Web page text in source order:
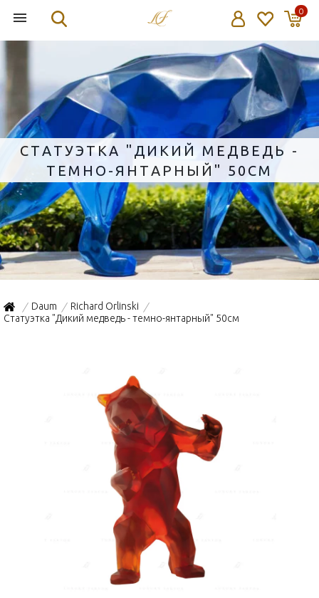
0
СТАТУЭТКА "ДИКИЙ МЕДВЕДЬ -
ТЕМНО-ЯНТАРНЫЙ" 50СМ
/ Daum / Richard Orlinski /
Статуэтка "Дикий медведь - темно-янтарный" 50см